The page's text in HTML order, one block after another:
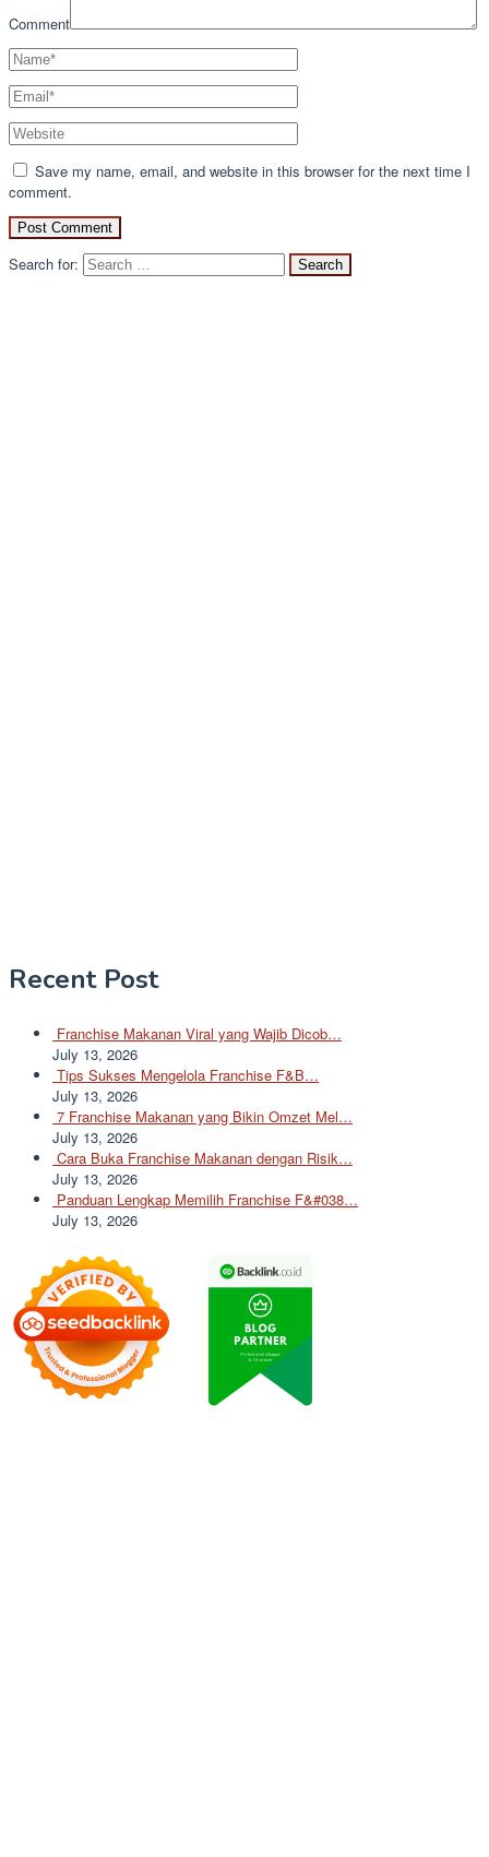
Comment
Save my name, email, and website in this browser for the next time I
comment.
Search for:
Recent Post
Franchise Makanan Viral yang Wajib Dicob…
July 13, 2026
Tips Sukses Mengelola Franchise F&B…
July 13, 2026
7 Franchise Makanan yang Bikin Omzet Mel…
July 13, 2026
Cara Buka Franchise Makanan dengan Risik…
July 13, 2026
Panduan Lengkap Memilih Franchise F&#038…
July 13, 2026